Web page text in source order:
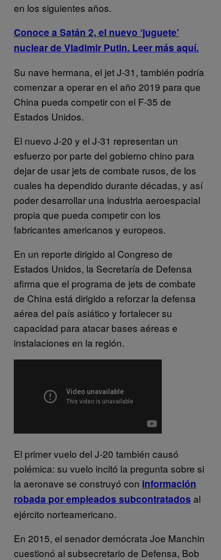
en los siguientes años.
Conoce a Satán 2, el nuevo ‘juguete’
nuclear de Vladimir Putin. Leer más aquí.
Su nave hermana, el jet J-31, también podría
comenzar a operar en el año 2019 para que
China pueda competir con el F-35 de
Estados Unidos.
El nuevo J-20 y el J-31 representan un
esfuerzo por parte del gobierno chino para
dejar de usar jets de combate rusos, de los
cuales ha dependido durante décadas, y así
poder desarrollar una industria aeroespacial
propia que pueda competir con los
fabricantes americanos y europeos.
En un reporte dirigido al Congreso de
Estados Unidos, la Secretaría de Defensa
afirma que el programa de jets de combate
de China está dirigido a reforzar la defensa
aérea del país asiático y fortalecer su
capacidad para atacar bases aéreas e
instalaciones en la región.
El primer vuelo del J-20 también causó
polémica: su vuelo incitó la pregunta sobre si
la aeronave se construyó con información
robada por empleados subcontratados al
ejército norteamericano.
En 2015, el senador demócrata Joe Manchin
cuestionó al subsecretario de Defensa, Bob